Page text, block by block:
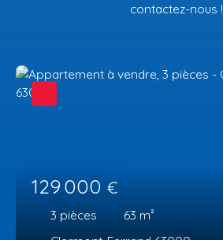
contactez-nous !
129 000 €
3 pièces 63 m²